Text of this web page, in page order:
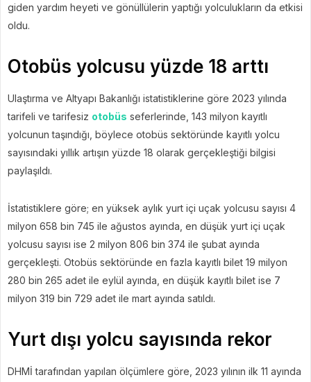
giden yardım heyeti ve gönüllülerin yaptığı yolculukların da etkisi
oldu.
Otobüs yolcusu yüzde 18 arttı
Ulaştırma ve Altyapı Bakanlığı istatistiklerine göre 2023 yılında
tarifeli ve tarifesiz otobüs seferlerinde, 143 milyon kayıtlı
yolcunun taşındığı, böylece otobüs sektöründe kayıtlı yolcu
sayısındaki yıllık artışın yüzde 18 olarak gerçekleştiği bilgisi
paylaşıldı.
İstatistiklere göre; en yüksek aylık yurt içi uçak yolcusu sayısı 4
milyon 658 bin 745 ile ağustos ayında, en düşük yurt içi uçak
yolcusu sayısı ise 2 milyon 806 bin 374 ile şubat ayında
gerçekleşti. Otobüs sektöründe en fazla kayıtlı bilet 19 milyon
280 bin 265 adet ile eylül ayında, en düşük kayıtlı bilet ise 7
milyon 319 bin 729 adet ile mart ayında satıldı.
Yurt dışı yolcu sayısında rekor
DHMİ tarafından yapılan ölçümlere göre, 2023 yılının ilk 11 ayında